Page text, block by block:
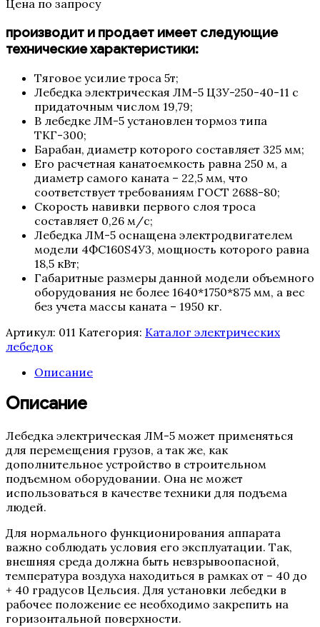
Цена по запросу
производит и продает имеет следующие
технические характеристики:
Тяговое усилие троса 5т;
Лебедка электрическая ЛМ-5 Ц3У-250-40-11 с
придаточным числом 19,79;
В лебедке ЛМ-5 установлен тормоз типа
ТКГ-300;
Барабан, диаметр которого составляет 325 мм;
Его расчетная канатоемкость равна 250 м, а
диаметр самого каната – 22,5 мм, что
соответствует требованиям ГОСТ 2688-80;
Скорость навивки первого слоя троса
составляет 0,26 м/с;
Лебедка ЛМ-5 оснащена электродвигателем
модели 4ФС160S4У3, мощность которого равна
18,5 кВт;
Габаритные размеры данной модели объемного
оборудования не более 1640*1750*875 мм, а вес
без учета массы каната – 1950 кг.
Артикул: 011 Категория: Каталог электрических
лебедок
Описание
Описание
Лебедка электрическая ЛМ-5 может применяться
для перемещения грузов, а так же, как
дополнительное устройство в строительном
подъемном оборудовании. Она не может
использоваться в качестве техники для подъема
людей.
Для нормального функционирования аппарата
важно соблюдать условия его эксплуатации. Так,
внешняя среда должна быть невзрывоопасной,
температура воздуха находиться в рамках от – 40 до
+ 40 градусов Цельсия. Для установки лебедки в
рабочее положение ее необходимо закрепить на
горизонтальной поверхности.